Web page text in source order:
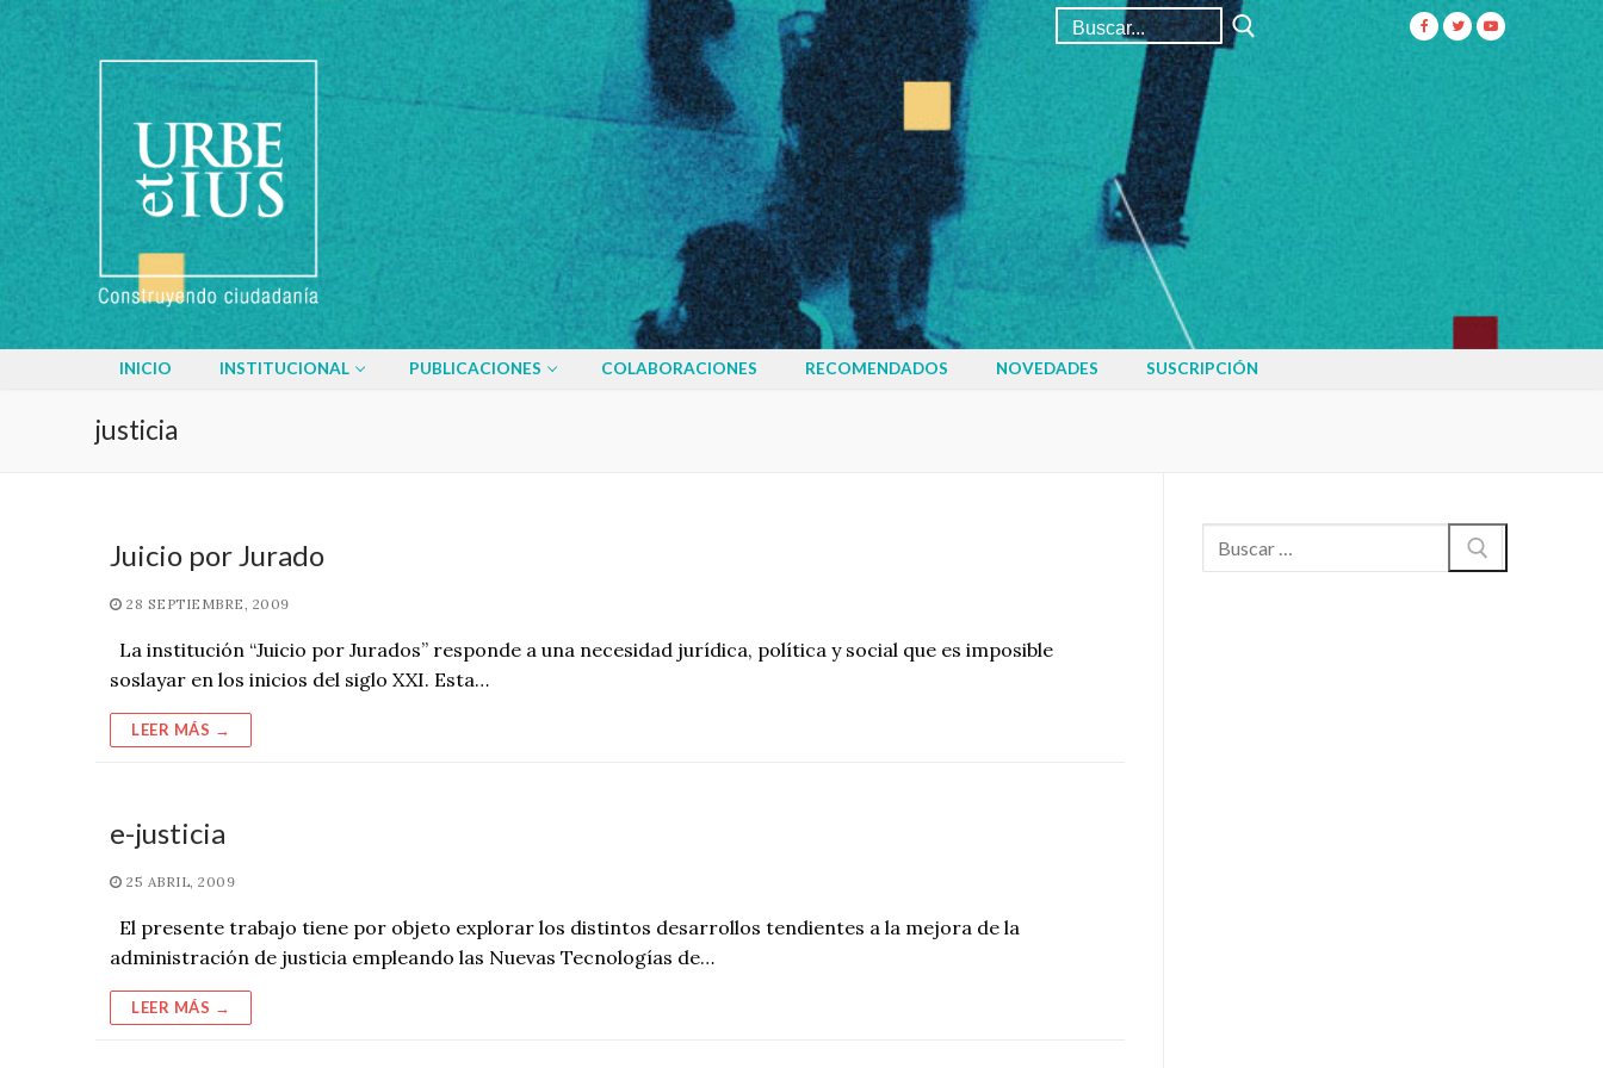
contenido
Buscar:
INICIO INSTITUCIONAL PUBLICACIONES COLABORACIONES RECOMENDADOS NOVEDADES SUSCRIPCIÓN
justicia
Juicio por Jurado
28 SEPTIEMBRE, 2009
La institución “Juicio por Jurados” responde a una necesidad jurídica, política y social que es imposible
soslayar en los inicios del siglo XXI. Esta…
LEER MÁS →
e-justicia
25 ABRIL, 2009
El presente trabajo tiene por objeto explorar los distintos desarrollos tendientes a la mejora de la
administración de justicia empleando las Nuevas Tecnologías de…
LEER MÁS →
Buscar: